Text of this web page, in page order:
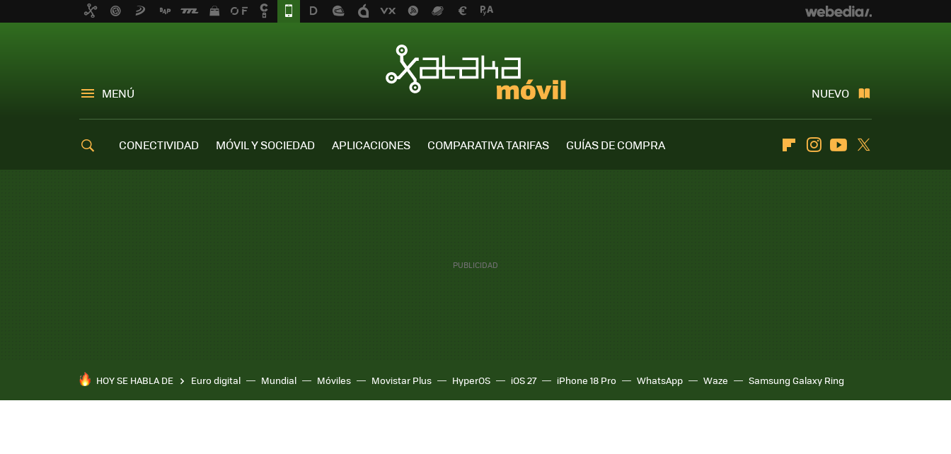
MENÚ NUEVO
CONECTIVIDAD MÓVIL Y SOCIEDAD APLICACIONES COMPARATIVA TARIFAS
GUÍAS DE COMPRA
FlipboardInstagramYoutube
HOY SE HABLA DE Euro digital Mundial Móviles Movistar Plus HyperOS iOS 27 iPhone 18 Pro WhatsApp Waze Samsung Galaxy Ring